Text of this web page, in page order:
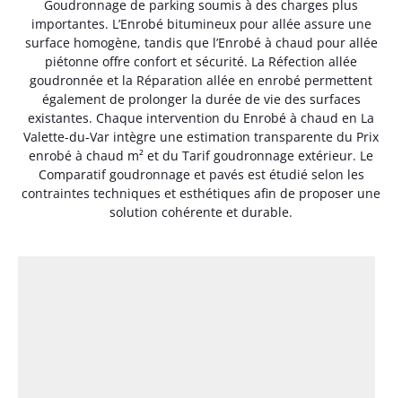
Goudronnage de parking soumis à des charges plus
importantes. L’Enrobé bitumineux pour allée assure une
surface homogène, tandis que l’Enrobé à chaud pour allée
piétonne offre confort et sécurité. La Réfection allée
goudronnée et la Réparation allée en enrobé permettent
également de prolonger la durée de vie des surfaces
existantes. Chaque intervention du Enrobé à chaud en La
Valette-du-Var intègre une estimation transparente du Prix
enrobé à chaud m² et du Tarif goudronnage extérieur. Le
Comparatif goudronnage et pavés est étudié selon les
contraintes techniques et esthétiques afin de proposer une
solution cohérente et durable.